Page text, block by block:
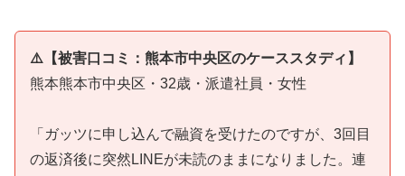
⚠️【被害口コミ：熊本市中央区のケーススタディ】
熊本熊本市中央区・32歳・派遣社員・女性
「ガッツに申し込んで融資を受けたのですが、3回目
の返済後に突然LINEが未読のままになりました。連